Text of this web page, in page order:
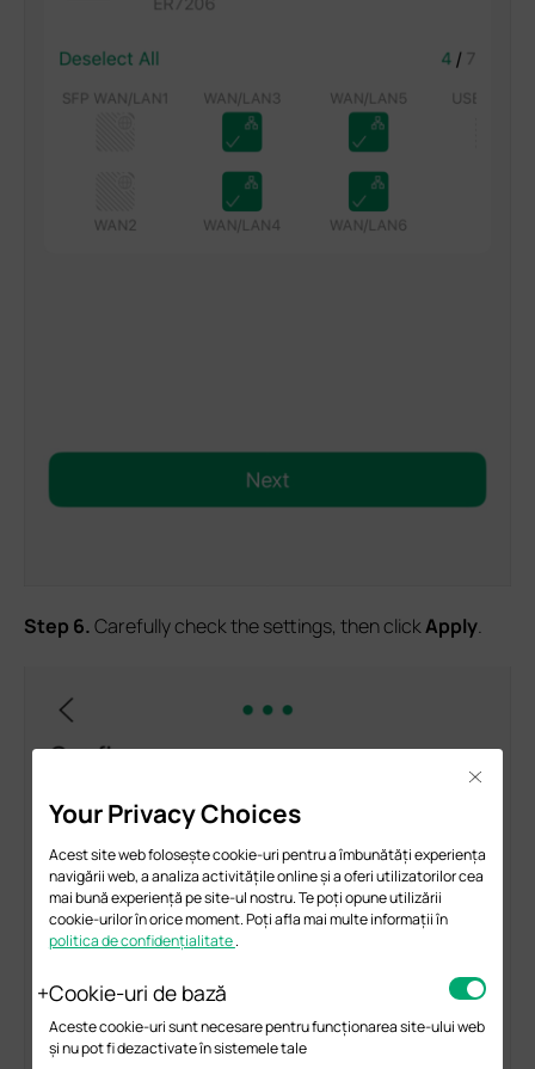
Step 6.Carefully check the settings, then clickApply.
Your Privacy Choices
Acest site web folosește cookie-uri pentru a îmbunătăți experiența
navigării web, a analiza activitățile online și a oferi utilizatorilor cea
mai bună experiență pe site-ul nostru. Te poți opune utilizării
cookie-urilor în orice moment. Poți afla mai multe informații în
politica de confidențialitate.
Cookie-uri de bază
Aceste cookie-uri sunt necesare pentru funcționarea site-ului web
și nu pot fi dezactivate în sistemele tale
Close